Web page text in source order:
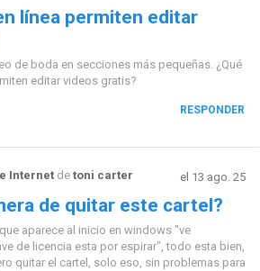
línea permiten editar
de boda en secciones más pequeñas. ¿Qué
editar videos gratis?
RESPONDER
Internetde toni carter el 13 ago. 25
de quitar este cartel?
aparece al inicio en windows "ve
de licencia esta por espirar", todo esta bien,
quitar el cartel, solo eso, sin problemas para